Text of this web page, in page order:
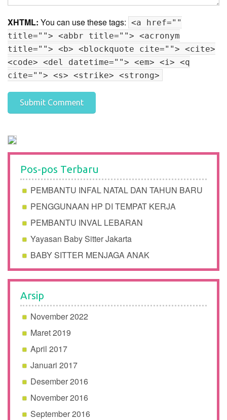
XHTML: You can use these tags: <a href=""
title=""> <abbr title=""> <acronym
title=""> <b> <blockquote cite=""> <cite>
<code> <del datetime=""> <em> <i> <q
cite=""> <s> <strike> <strong>
Pos-pos Terbaru
PEMBANTU INFAL NATAL DAN TAHUN BARU
PENGGUNAAN HP DI TEMPAT KERJA
PEMBANTU INVAL LEBARAN
Yayasan Baby Sitter Jakarta
BABY SITTER MENJAGA ANAK
Arsip
November 2022
Maret 2019
April 2017
Januari 2017
Desember 2016
November 2016
September 2016